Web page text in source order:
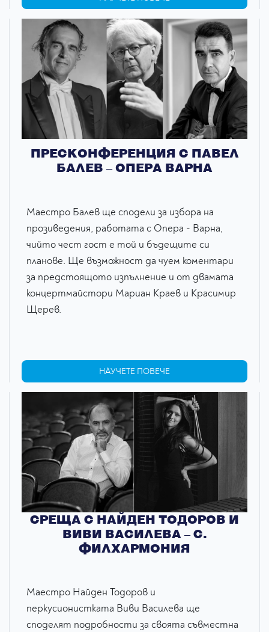
ПРЕСКОНФЕРЕНЦИЯ С ПАВЕЛ
БАЛЕВ – ОПЕРА ВАРНА
Маестро Балев ще сподели за избора на
прозиведения, работата с Опера - Варна,
чийто чест гост е той и бъдещите си
планове. Ще възможност да чуем коментари
за предстоящото изпълнение и от двамата
концертмайстори Мариан Краев и Красимир
Щерев.
НАУЧЕТЕ ПОВЕЧЕ
СРЕЩА С НАЙДЕН ТОДОРОВ И
ВИВИ ВАСИЛЕВА – С.
ФИЛХАРМОНИЯ
Маестро Найден Тодоров и
перкусионистката Виви Василева ще
споделят подробности за своята съвместна